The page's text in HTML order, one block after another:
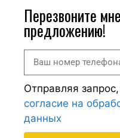
Перезвоните
предложению!
Отправляя
согласие на
данных